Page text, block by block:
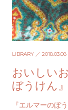
LIBRARY ／ 2018.03.08
おいしい
ぼうけん
ンジ丸ご
『エルマーのぼ